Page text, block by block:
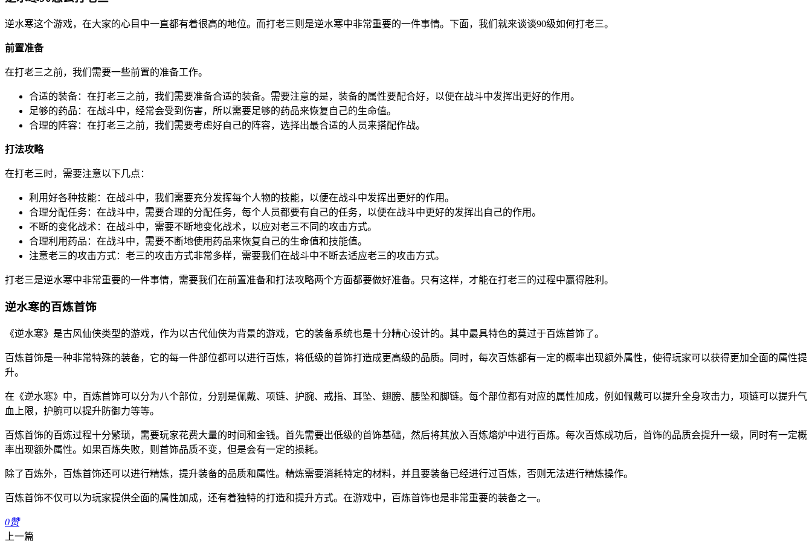
逆水寒这个游戏，在大家的心目中一直都有着很高的地位。而打老三则是逆水寒中非常重要的一件事情。下面，我们就来谈谈90级如何打老三。
前置准备
在打老三之前，我们需要一些前置的准备工作。
合适的装备：在打老三之前，我们需要准备合适的装备。需要注意的是，装备的属性要配合好，以便在战斗中发挥出更好的作用。
足够的药品：在战斗中，经常会受到伤害，所以需要足够的药品来恢复自己的生命值。
合理的阵容：在打老三之前，我们需要考虑好自己的阵容，选择出最合适的人员来搭配作战。
打法攻略
在打老三时，需要注意以下几点：
利用好各种技能：在战斗中，我们需要充分发挥每个人物的技能，以便在战斗中发挥出更好的作用。
合理分配任务：在战斗中，需要合理的分配任务，每个人员都要有自己的任务，以便在战斗中更好的发挥出自己的作用。
不断的变化战术：在战斗中，需要不断地变化战术，以应对老三不同的攻击方式。
合理利用药品：在战斗中，需要不断地使用药品来恢复自己的生命值和技能值。
注意老三的攻击方式：老三的攻击方式非常多样，需要我们在战斗中不断去适应老三的攻击方式。
打老三是逆水寒中非常重要的一件事情，需要我们在前置准备和打法攻略两个方面都要做好准备。只有这样，才能在打老三的过程中赢得胜利。
逆水寒的百炼首饰
《逆水寒》是古风仙侠类型的游戏，作为以古代仙侠为背景的游戏，它的装备系统也是十分精心设计的。其中最具特色的莫过于百炼首饰了。
百炼首饰是一种非常特殊的装备，它的每一件部位都可以进行百炼，将低级的首饰打造成更高级的品质。同时，每次百炼都有一定的概率出现额外属性，使得玩家可以获得更加全面的属性提
升。
在《逆水寒》中，百炼首饰可以分为八个部位，分别是佩戴、项链、护腕、戒指、耳坠、翅膀、腰坠和脚链。每个部位都有对应的属性加成，例如佩戴可以提升全身攻击力，项链可以提升气
血上限，护腕可以提升防御力等等。
百炼首饰的百炼过程十分繁琐，需要玩家花费大量的时间和金钱。首先需要出低级的首饰基础，然后将其放入百炼熔炉中进行百炼。每次百炼成功后，首饰的品质会提升一级，同时有一定概
率出现额外属性。如果百炼失败，则首饰品质不变，但是会有一定的损耗。
除了百炼外，百炼首饰还可以进行精炼，提升装备的品质和属性。精炼需要消耗特定的材料，并且要装备已经进行过百炼，否则无法进行精炼操作。
百炼首饰不仅可以为玩家提供全面的属性加成，还有着独特的打造和提升方式。在游戏中，百炼首饰也是非常重要的装备之一。
0赞
上一篇